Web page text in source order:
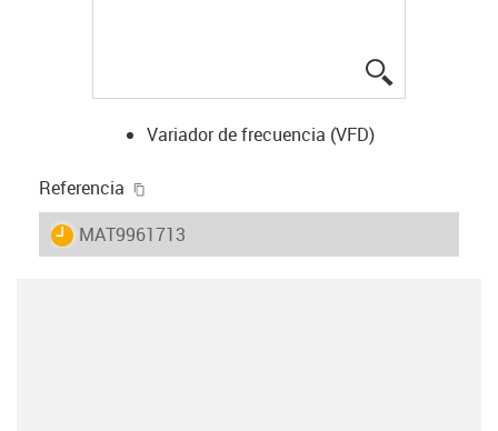
Variador de frecuencia (VFD)
Referencia
igus-icon-lieferzeit
MAT9961713